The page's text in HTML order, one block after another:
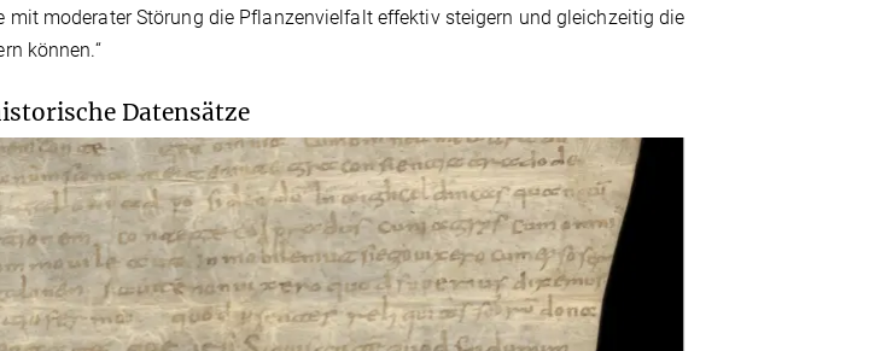
mit moderater Störung die Pflanzenvielfalt effektiv steigern und gleichzeitig die
können.“
Datensätze